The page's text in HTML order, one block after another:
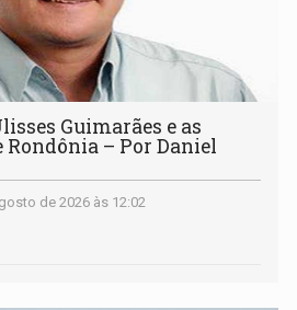
Guimarães e as
Rondônia – Por Daniel
de 2026 às 12:02